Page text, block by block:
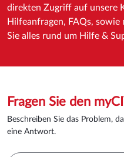
direkten Zugriff auf unsere
Hilfeanfragen, FAQs,
Sie alles rund um Hilfe &
Fragen Sie den
Beschreiben Sie das Problem,
eine Antwort.